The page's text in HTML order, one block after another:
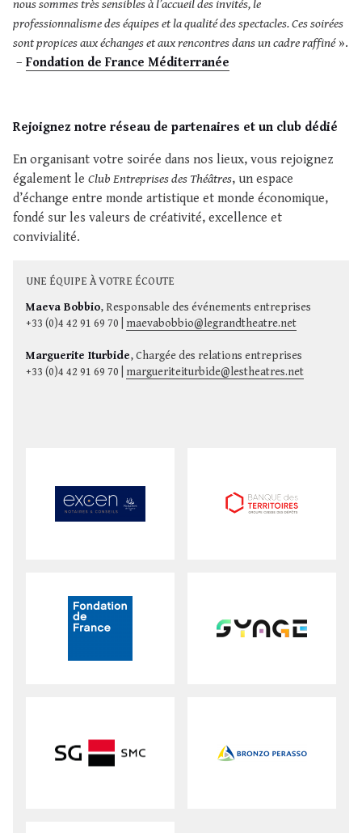
nous sommes très sensibles à l’accueil des invités, le
professionnalisme des équipes et la qualité des spectacles. Ces soirées
sont propices aux échanges et aux rencontres dans un cadre raffiné».
– Fondation de France Méditerranée
Rejoignez notre réseau de partenaires et un club dédié
En organisant votre soirée dans nos lieux, vous rejoignez
également le Club Entreprises des Théâtres, un espace
d’échange entre monde artistique et monde économique,
fondé sur les valeurs de créativité, excellence et
convivialité.
UNE ÉQUIPE À VOTRE ÉCOUTE
Maeva Bobbio, Responsable des événements entreprises
+33 (0)4 42 91 69 70 | maevabobbio@legrandtheatre.net
Marguerite Iturbide, Chargée des relations entreprises
+33 (0)4 42 91 69 70 | margueriteiturbide@lestheatres.net